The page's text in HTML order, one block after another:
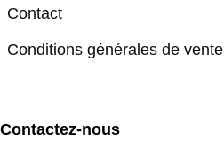
Contact
Conditions générales de vente
Contactez-nous